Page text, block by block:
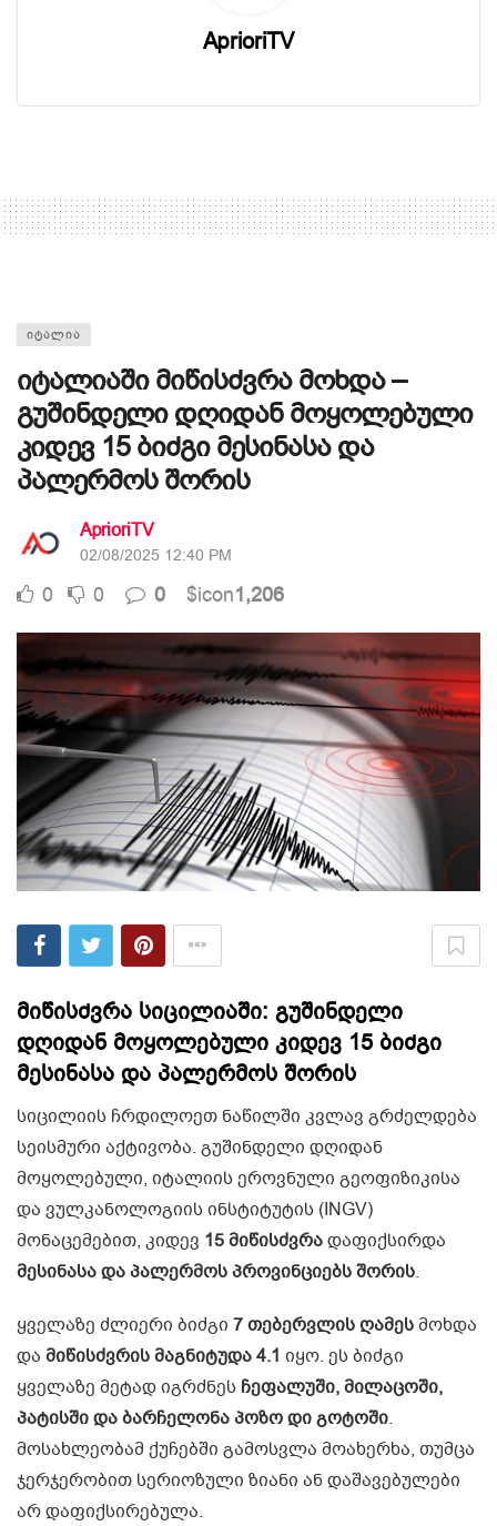
AprioriTV
ᲘᲢᲐᲚᲘᲐ
იტალიაში მიწისძვრა მოხდა –
გუშინდელი დღიდან მოყოლებული
კიდევ 15 ბიძგი მესინასა და
პალერმოს შორის
AprioriTV
02/08/2025 12:40 PM
0 0 0 $icon1,206
მიწისძვრა სიცილიაში: გუშინდელი
დღიდან მოყოლებული კიდევ 15 ბიძგი
მესინასა და პალერმოს შორის
სიცილიის ჩრდილოეთ ნაწილში კვლავ გრძელდება
სეისმური აქტივობა. გუშინდელი დღიდან
მოყოლებული, იტალიის ეროვნული გეოფიზიკისა
და ვულკანოლოგიის ინსტიტუტის (INGV)
მონაცემებით, კიდევ 15 მიწისძვრადაფიქსირდა
მესინასა და პალერმოს პროვინციებს შორის.
ყველაზე ძლიერი ბიძგი 7 თებერვლის ღამესმოხდა
და მიწისძვრის მაგნიტუდა 4.1 იყო. ეს ბიძგი
ყველაზე მეტად იგრძნეს ჩეფალუში, მილაცოში,
პატისში და ბარჩელონა პოზო დი გოტოში.
მოსახლეობამ ქუჩებში გამოსვლა მოახერხა, თუმცა
ჯერჯერობით სერიოზული ზიანი ან დაშავებულები
არ დაფიქსირებულა.